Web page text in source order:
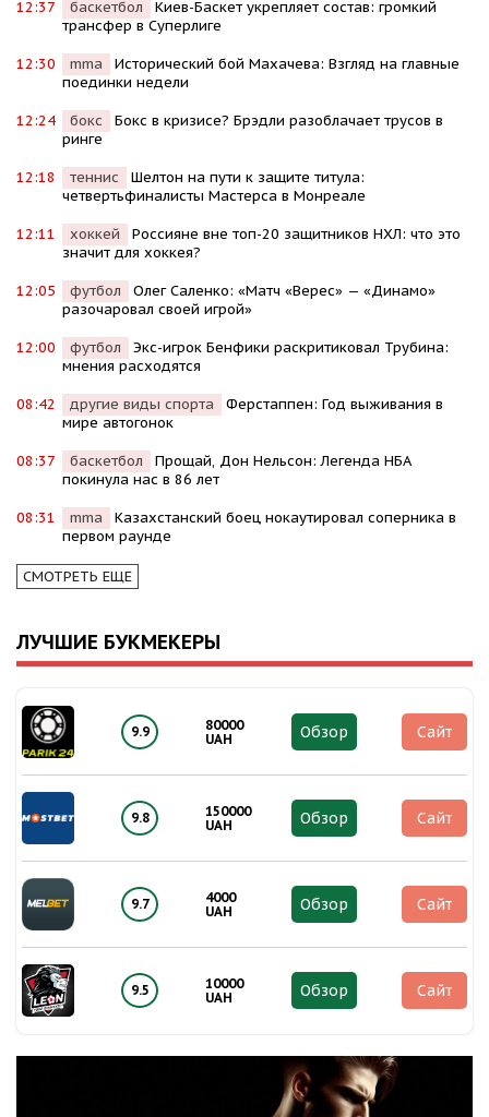
12:37 баскетбол
Киев-Баскет укрепляет состав: громкий
трансфер в Суперлиге
12:30 mma
Исторический бой Махачева: Взгляд на главные
поединки недели
12:24 бокс
Бокс в кризисе? Брэдли разоблачает трусов в
ринге
12:18 теннис
Шелтон на пути к защите титула:
четвертьфиналисты Мастерса в Монреале
12:11 хоккей
Россияне вне топ-20 защитников НХЛ: что это
значит для хоккея?
12:05 футбол
Олег Саленко: «Матч «Верес» — «Динамо»
разочаровал своей игрой»
12:00 футбол
Экс-игрок Бенфики раскритиковал Трубина:
мнения расходятся
08:42 другие виды спорта
Ферстаппен: Год выживания в
мире автогонок
08:37 баскетбол
Прощай, Дон Нельсон: Легенда НБА
покинула нас в 86 лет
08:31 mma
Казахстанский боец нокаутировал соперника в
первом раунде
СМОТРЕТЬ ЕЩЕ
ЛУЧШИЕ БУКМЕКЕРЫ
9.9
80000
UAH
Обзор Сайт
9.8
150000
UAH
Обзор Сайт
9.7
4000
UAH
Обзор Сайт
9.5
10000
UAH
Обзор Сайт